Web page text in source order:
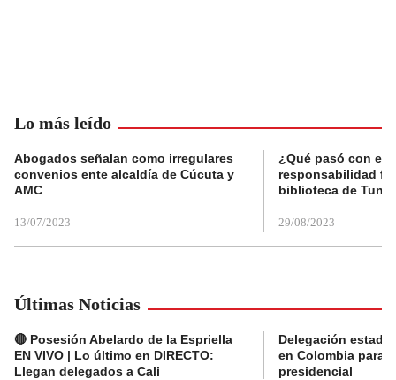
Lo más leído
Abogados señalan como irregulares
convenios ente alcaldía de Cúcuta y
AMC
13/07/2023
¿Qué pasó con el
responsabilidad
biblioteca de
29/08/2023
Últimas Noticias
🔴 Posesión Abelardo de la Espriella
EN VIVO | Lo último en DIRECTO:
Llegan delegados a Cali
Delegación
en Colombia para
presidencial